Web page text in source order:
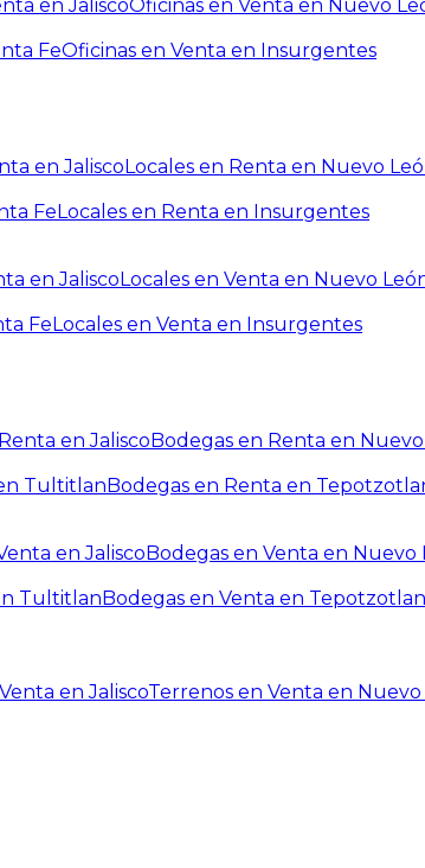
en JaliscoOficinas en Venta en Nuevo
FeOficinas en Venta en Insurgentes
en JaliscoLocales en Renta en Nuevo
FeLocales en Renta en Insurgentes
en JaliscoLocales en Venta en Nuevo
FeLocales en Venta en Insurgentes
en JaliscoBodegas en Renta en
TultitlanBodegas en Renta en
en JaliscoBodegas en Venta en Nuevo
TultitlanBodegas en Venta en Tepotzotlan
en JaliscoTerrenos en Venta en Nuevo